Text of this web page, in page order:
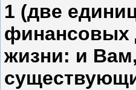
1 (две
финансовых
жизни: и